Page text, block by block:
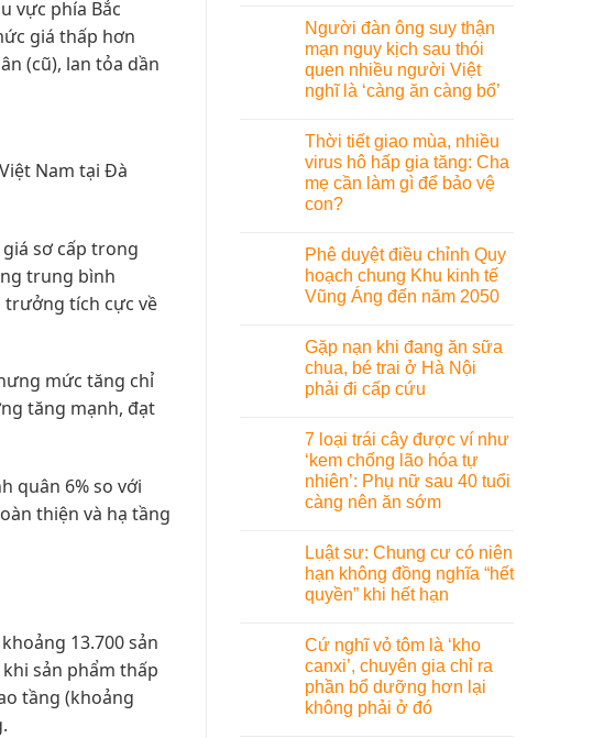
vực phía Bắc
giá thấp hơn
(cũ), lan tỏa dần
Nam tại Đà
sơ cấp trong
trung bình
trưởng tích cực về
mức tăng chỉ
tăng mạnh, đạt
quân 6% so với
thiện và hạ tầng
13.700 sản
sản phẩm thấp
tầng (khoảng
Người đàn ông suy thận
mạn nguy kịch sau thói
quen nhiều người Việt
nghĩ là ‘càng ăn càng bổ’
Thời tiết giao mùa, nhiều
virus hô hấp gia tăng: Cha
mẹ cần làm gì để bảo vệ
con?
Phê duyệt điều chỉnh Quy
hoạch chung Khu kinh tế
Vũng Áng đến năm 2050
Gặp nạn khi đang ăn sữa
chua, bé trai ở Hà Nội
phải đi cấp cứu
7 loại trái cây được ví như
‘kem chống lão hóa tự
nhiên’: Phụ nữ sau 40 tuổi
càng nên ăn sớm
Luật sư: Chung cư có niên
hạn không đồng nghĩa “hết
quyền” khi hết hạn
Cứ nghĩ vỏ tôm là ‘kho
canxi’, chuyên gia chỉ ra
phần bổ dưỡng hơn lại
không phải ở đó